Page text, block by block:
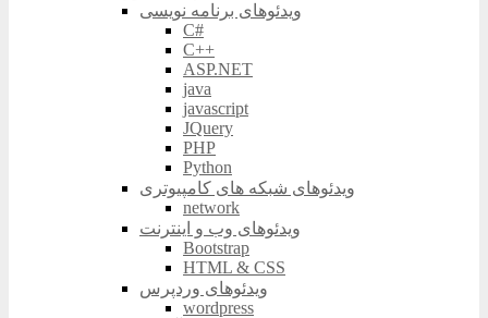
ویدئوهای برنامه نویسی
C#
C++
ASP.NET
java
javascript
JQuery
PHP
Python
ویدئوهای شبکه های کامپیوتری
network
ویدئوهای وب و اینترنت
Bootstrap
HTML & CSS
ویدئوهای وردپرس
wordpress